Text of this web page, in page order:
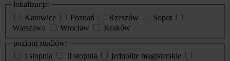
lokalizacja:
Katowice
Poznań Rzeszów
Sopot
Warszawa
Wrocław
Kraków
poziom studiów:
I stopnia
II stopnia
jednolite magisterskie